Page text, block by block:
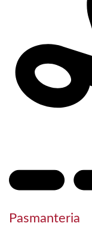
Pasmanteria